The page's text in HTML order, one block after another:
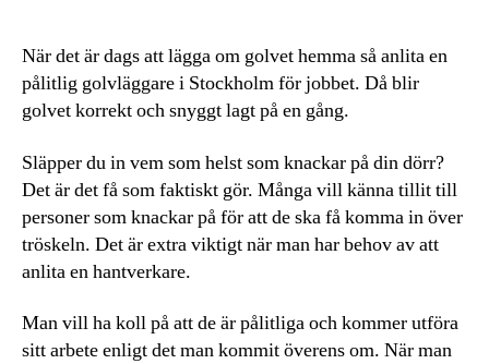
När det är dags att lägga om golvet hemma så anlita en
pålitlig golvläggare i Stockholm för jobbet. Då blir
golvet korrekt och snyggt lagt på en gång.
Släpper du in vem som helst som knackar på din dörr?
Det är det få som faktiskt gör. Många vill känna tillit till
personer som knackar på för att de ska få komma in över
tröskeln. Det är extra viktigt när man har behov av att
anlita en hantverkare.
Man vill ha koll på att de är pålitliga och kommer utföra
sitt arbete enligt det man kommit överens om. När man